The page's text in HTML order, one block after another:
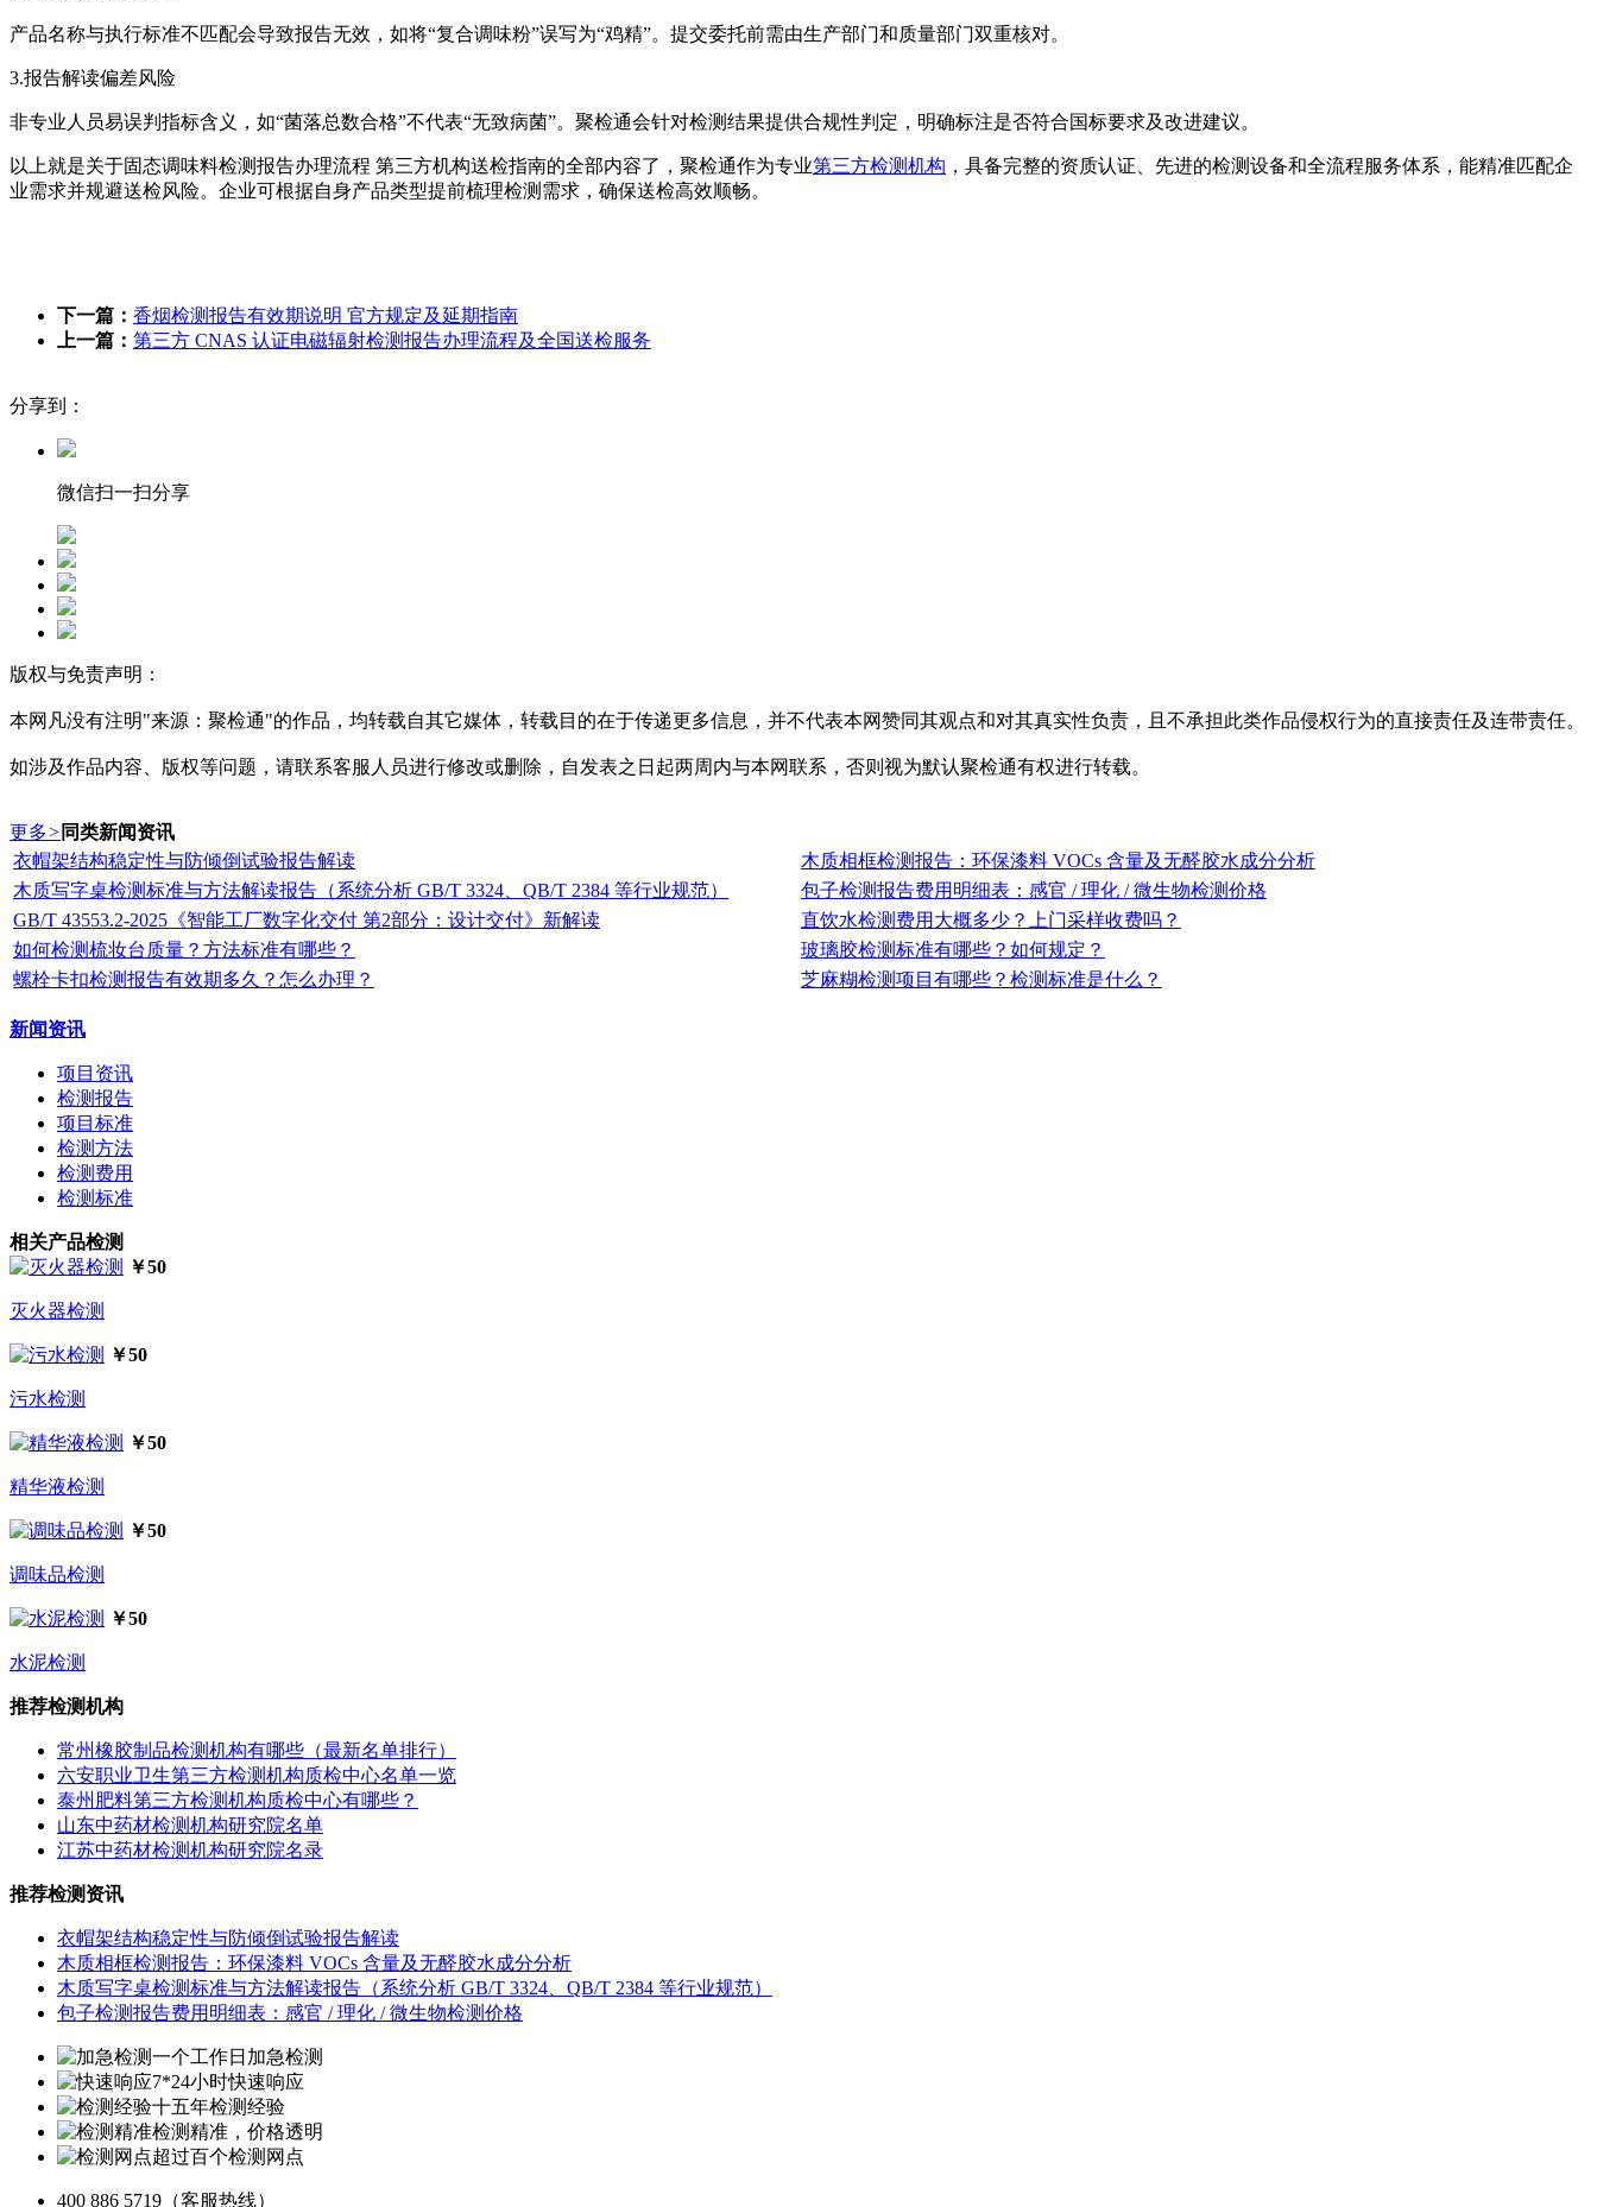
产品名称与执行标准不匹配会导致报告无效，如将“复合调味粉”误写为“鸡精”。提交委托前需由生产部门和质量部门双重核对。
3.报告解读偏差风险
非专业人员易误判指标含义，如“菌落总数合格”不代表“无致病菌”。聚检通会针对检测结果提供合规性判定，明确标注是否符合国标要求及改进建议。
以上就是关于固态调味料检测报告办理流程 第三方机构送检指南的全部内容了，聚检通作为专业第三方检测机构 ，具备完整的资质认证、先进的检测设备和全流程服务体系，能精准匹配企
业需求并规避送检风险。企业可根据自身产品类型提前梳理检测需求，确保送检高效顺畅。
下一篇： 香烟检测报告有效期说明 官方规定及延期指南
上一篇： 第三方 CNAS 认证电磁辐射检测报告办理流程及全国送检服务
分享到：
微信扫一扫分享
版权与免责声明：
本网凡没有注明"来源：聚检通"的作品，均转载自其它媒体，转载目的在于传递更多信息，并不代表本网赞同其观点和对其真实性负责，且不承担此类作品侵权行为的直接责任及连带责任。
如涉及作品内容、版权等问题，请联系客服人员进行修改或删除，自发表之日起两周内与本网联系，否则视为默认聚检通有权进行转载。
更多> 同类新闻资讯
衣帽架结构稳定性与防倾倒试验报告解读
木质相框检测报告：环保漆料 VOCs 含量及无醛胶水成分分析
木质写字桌检测标准与方法解读报告（系统分析 GB/T 3324、QB/T 2384 等行业规范）
包子检测报告费用明细表：感官 / 理化 / 微生物检测价格
GB/T 43553.2-2025《智能工厂数字化交付 第2部分：设计交付》新解读
直饮水检测费用大概多少？上门采样收费吗？
如何检测梳妆台质量？方法标准有哪些？
玻璃胶检测标准有哪些？如何规定？
螺栓卡扣检测报告有效期多久？怎么办理？
芝麻糊检测项目有哪些？检测标准是什么？
新闻资讯
项目资讯
检测报告
项目标准
检测方法
检测费用
检测标准
相关产品检测
￥50
灭火器检测
￥50
污水检测
￥50
精华液检测
￥50
调味品检测
￥50
水泥检测
推荐检测机构
常州橡胶制品检测机构有哪些（最新名单排行）
六安职业卫生第三方检测机构质检中心名单一览
泰州肥料第三方检测机构质检中心有哪些？
山东中药材检测机构研究院名单
江苏中药材检测机构研究院名录
推荐检测资讯
衣帽架结构稳定性与防倾倒试验报告解读
木质相框检测报告：环保漆料 VOCs 含量及无醛胶水成分分析
木质写字桌检测标准与方法解读报告（系统分析 GB/T 3324、QB/T 2384 等行业规范）
包子检测报告费用明细表：感官 / 理化 / 微生物检测价格
一个工作日加急检测
7*24小时快速响应
十五年检测经验
检测精准，价格透明
超过百个检测网点
400 886 5719 （客服热线）